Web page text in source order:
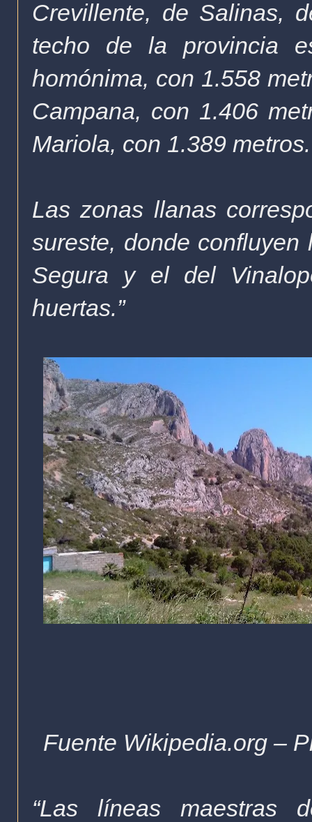
Crevillente, de Salinas,
techo de la provincia
homónima, con 1.558
Campana, con 1.406
Mariola, con 1.389 metros.
Las zonas llanas
sureste, donde
Segura y el del
huertas.”
Fuente Wikipedia.org –
“Las líneas maestras